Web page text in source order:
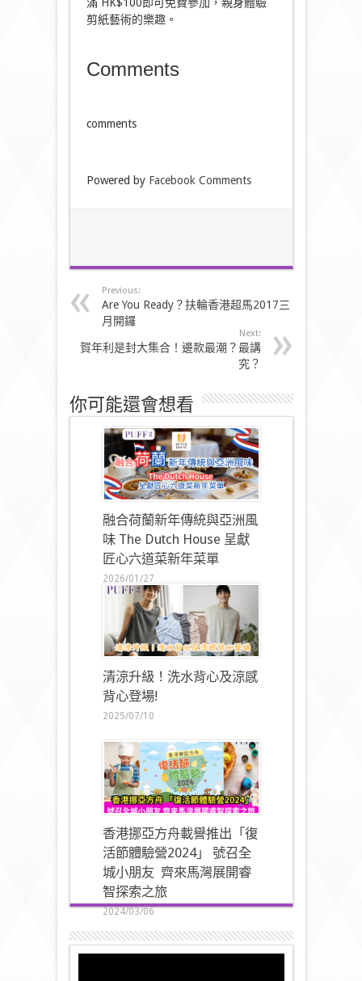
滿 HK$100即可免費參加，親身體驗
剪紙藝術的樂趣。
Comments
comments
Powered by Facebook Comments
Previous:
Are You Ready？扶輪香港超馬2017三
月開鑼
Next:
賀年利是封大集合！邊款最潮？最講
究？
你可能還會想看
融合荷蘭新年傳統與亞洲風
味 The Dutch House 呈獻
匠心六道菜新年菜單
2026/01/27
清涼升級！洗水背心及涼感
背心登場!
2025/07/10
香港挪亞方舟載譽推出「復
活節體驗營2024」 號召全
城小朋友 齊來馬灣展開睿
智探索之旅
2024/03/06